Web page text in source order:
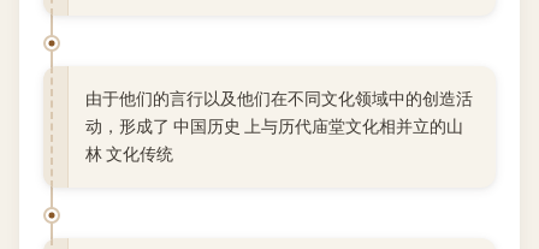
由于他们的言行以及他们在不同文化领域中的创造活
动，形成了 中国历史 上与历代庙堂文化相并立的山
林 文化传统